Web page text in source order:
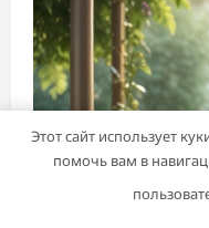
Этот сайт использует
помочь вам в